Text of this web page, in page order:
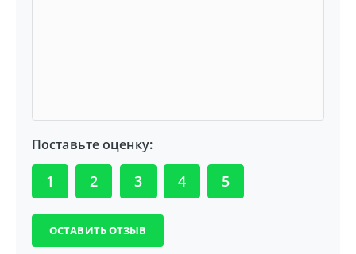
Поставьте оценку:
1 2 3 4 5